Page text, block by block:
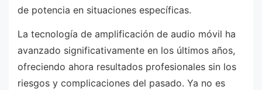
de potencia en situaciones específicas.
La tecnología de amplificación de audio móvil ha
avanzado significativamente en los últimos años,
ofreciendo ahora resultados profesionales sin los
riesgos y complicaciones del pasado. Ya no es